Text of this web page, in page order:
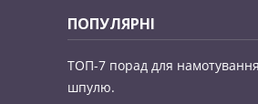
ПОПУЛЯРНІ
ТОП-7 порад для
шпулю.